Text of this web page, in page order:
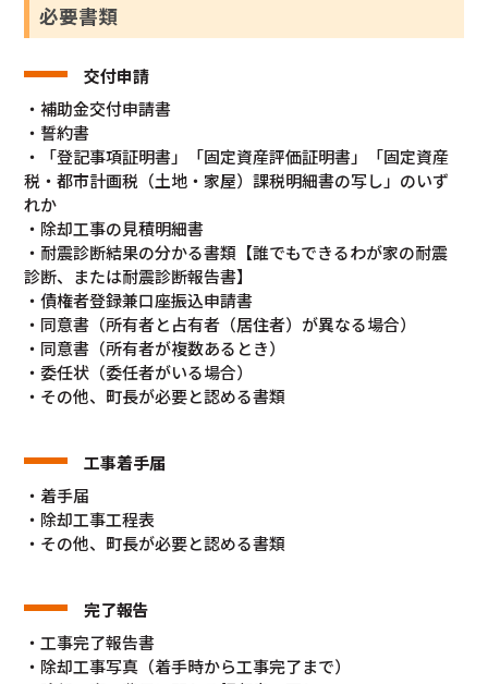
必要書類
交付申請
・補助金交付申請書
・誓約書
・「登記事項証明書」「固定資産評価証明書」「固定資産
税・都市計画税（土地・家屋）課税明細書の写し」のいず
れか
・除却工事の見積明細書
・耐震診断結果の分かる書類【誰でもできるわが家の耐震
診断、または耐震診断報告書】
・債権者登録兼口座振込申請書
・同意書（所有者と占有者（居住者）が異なる場合）
・同意書（所有者が複数あるとき）
・委任状（委任者がいる場合）
・その他、町長が必要と認める書類
工事着手届
・着手届
・除却工事工程表
・その他、町長が必要と認める書類
完了報告
・工事完了報告書
・除却工事写真（着手時から工事完了まで）